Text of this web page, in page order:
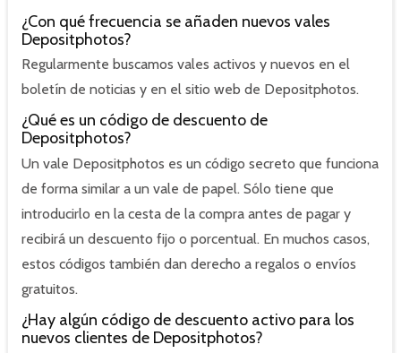
¿Con qué frecuencia se añaden nuevos vales
Depositphotos?
Regularmente buscamos vales activos y nuevos en el
boletín de noticias y en el sitio web de Depositphotos.
¿Qué es un código de descuento de
Depositphotos?
Un vale Depositphotos es un código secreto que funciona
de forma similar a un vale de papel. Sólo tiene que
introducirlo en la cesta de la compra antes de pagar y
recibirá un descuento fijo o porcentual. En muchos casos,
estos códigos también dan derecho a regalos o envíos
gratuitos.
¿Hay algún código de descuento activo para los
nuevos clientes de Depositphotos?